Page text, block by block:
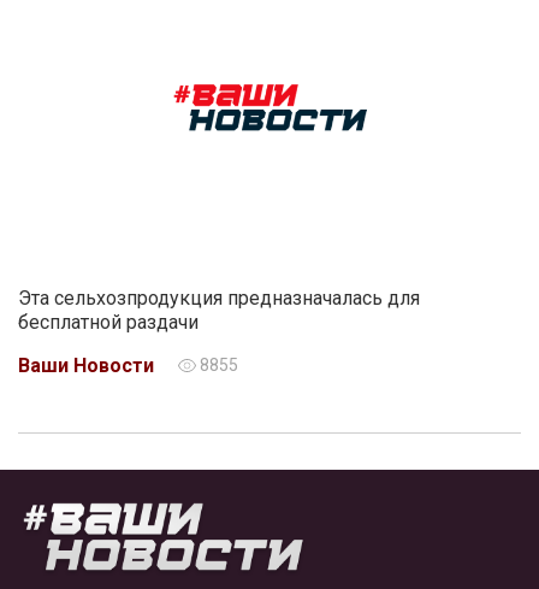
Эта сельхозпродукция предназначалась для
бесплатной раздачи
Ваши Новости
8855